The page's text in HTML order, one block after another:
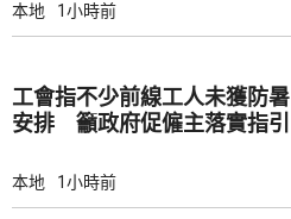
本地 1小時前
工會指不少前線工人未獲防暑
安排 籲政府促僱主落實指引
本地 1小時前